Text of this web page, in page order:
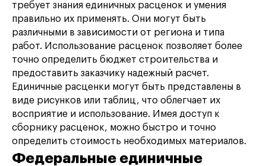
требует знания единичных расценок и умения
правильно их применять. Они могут быть
различными в зависимости от региона и типа
работ. Использование расценок позволяет более
точно определить бюджет строительства и
предоставить заказчику надежный расчет.
Единичные расценки могут быть представлены в
виде рисунков или таблиц, что облегчает их
восприятие и использование. Имея доступ к
сборнику расценок, можно быстро и точно
определить стоимость необходимых материалов.
Федеральные единичные